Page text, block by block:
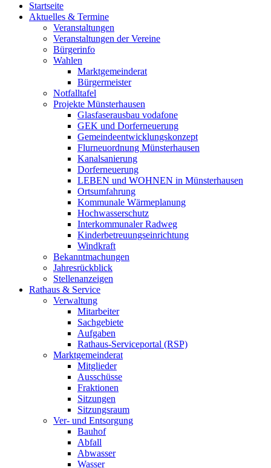
Startseite
Aktuelles & Termine
Veranstaltungen
Veranstaltungen der Vereine
Bürgerinfo
Wahlen
Marktgemeinderat
Bürgermeister
Notfalltafel
Projekte Münsterhausen
Glasfaserausbau vodafone
GEK und Dorferneuerung
Gemeindeentwicklungskonzept
Flurneuordnung Münsterhausen
Kanalsanierung
Dorferneuerung
LEBEN und WOHNEN in Münsterhausen
Ortsumfahrung
Kommunale Wärmeplanung
Hochwasserschutz
Interkommunaler Radweg
Kinderbetreuungseinrichtung
Windkraft
Bekanntmachungen
Jahresrückblick
Stellenanzeigen
Rathaus & Service
Verwaltung
Mitarbeiter
Sachgebiete
Aufgaben
Rathaus-Serviceportal (RSP)
Marktgemeinderat
Mitglieder
Ausschüsse
Fraktionen
Sitzungen
Sitzungsraum
Ver- und Entsorgung
Bauhof
Abfall
Abwasser
Wasser